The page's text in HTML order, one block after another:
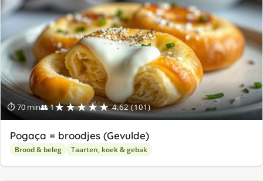
⏱ 70 min👥 1★★★★★ 4.62 (101)
Pogaça = broodjes (Gevulde)
Brood & beleg Taarten, koek & gebak